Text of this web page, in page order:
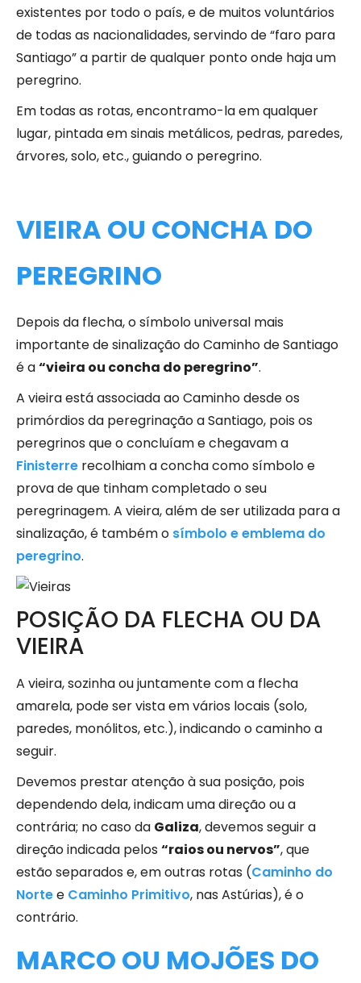
existentes por todo o país, e de muitos voluntários
de todas as nacionalidades, servindo de “faro para
Santiago” a partir de qualquer ponto onde haja um
peregrino.
Em todas as rotas, encontramo-la em qualquer
lugar, pintada em sinais metálicos, pedras, paredes,
árvores, solo, etc., guiando o peregrino.
VIEIRA OU CONCHA DO
PEREGRINO
Depois da flecha, o símbolo universal mais
importante de sinalização do Caminho de Santiago
é a“vieira ou concha do peregrino”.
A vieira está associada ao Caminho desde os
primórdios da peregrinação a Santiago, pois os
peregrinos que o concluíam e chegavam a
Finisterre recolhiam a concha como símbolo e
prova de que tinham completado o seu
peregrinagem. A vieira, além de ser utilizada para a
sinalização, é também o símbolo e emblema do
peregrino.
POSIÇÃO DA FLECHA OU DA
VIEIRA
A vieira, sozinha ou juntamente com a flecha
amarela, pode ser vista em vários locais (solo,
paredes, monólitos, etc.), indicando o caminho a
seguir.
Devemos prestar atenção à sua posição, pois
dependendo dela, indicam uma direção ou a
contrária; no caso da Galiza, devemos seguir a
direção indicada pelos “raios ou nervos”, que
estão separados e, em outras rotas (Caminho do
Nortee Caminho Primitivo, nas Astúrias), é o
contrário.
MARCO OU MOJÕES DO